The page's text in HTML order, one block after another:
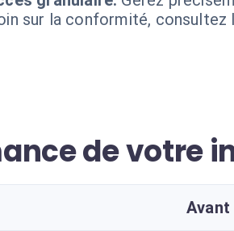
sur la conformité, consultez
de votre
Avant